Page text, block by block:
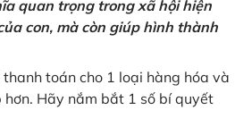
quan trọng trong xã hội hiện
con, mà còn giúp hình thành
toán cho 1 loại hàng hóa và
Hãy nắm bắt 1 số bí quyết